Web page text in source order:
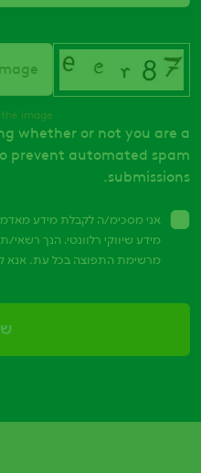
image.
whether or not you are a
prevent automated spam
submissions.
אני מסכימ/ה לקבלת מידע
מידע שיווקי רלוונטי. הנך
מרשימת התפוצה בכל עת. אנא